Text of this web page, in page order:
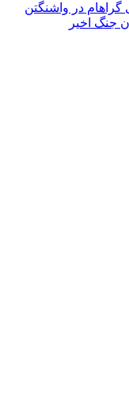
گراهام در واشنگتن
جنگ اخیر